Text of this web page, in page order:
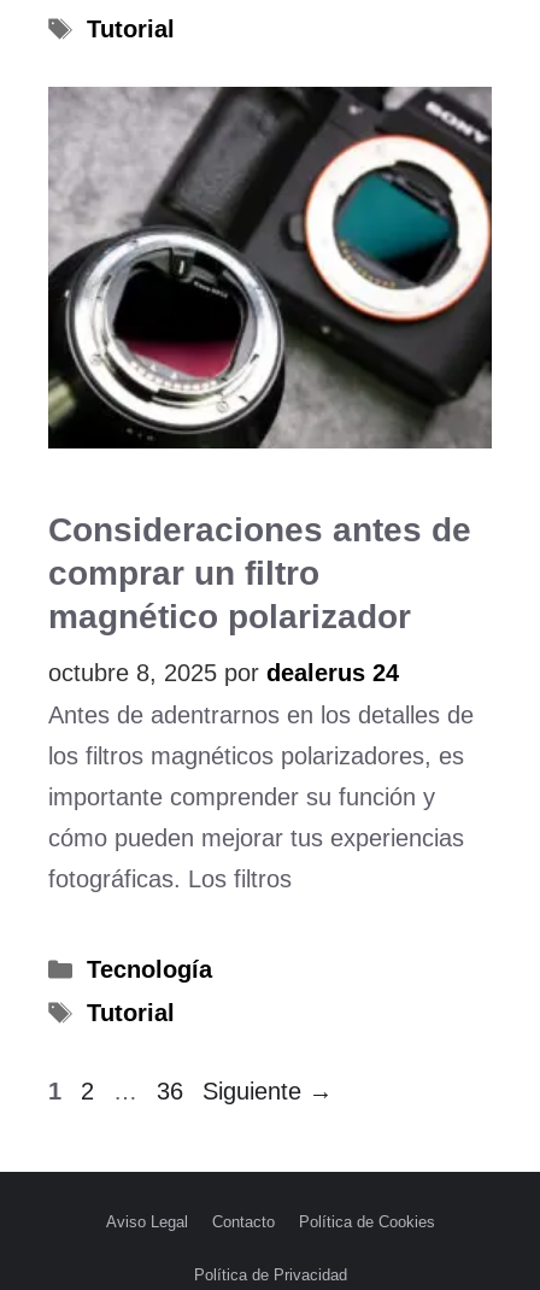
Etiquetas
Tutorial
Consideraciones antes de
comprar un filtro
magnético polarizador
octubre 8, 2025 por dealerus 24
Antes de adentrarnos en los detalles de
los filtros magnéticos polarizadores, es
importante comprender su función y
cómo pueden mejorar tus experiencias
fotográficas. Los filtros
Categorías
Tecnología
Etiquetas
Tutorial
Página
1 Página
2 … Página
36 Siguiente →
Aviso Legal Contacto Política de Cookies
Política de Privacidad